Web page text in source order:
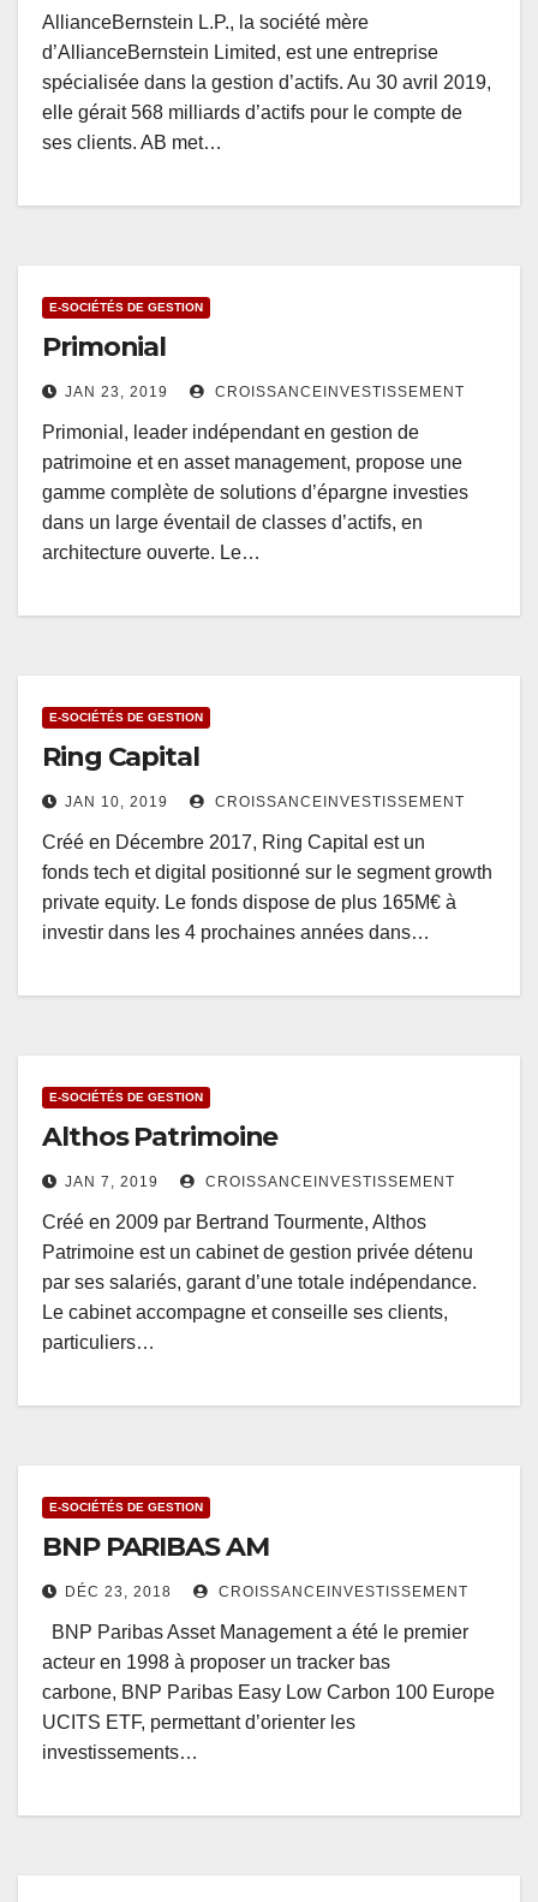
AllianceBernstein L.P., la société mère
d’AllianceBernstein Limited, est une entreprise
spécialisée dans la gestion d’actifs. Au 30 avril 2019,
elle gérait 568 milliards d’actifs pour le compte de
ses clients. AB met…
E-SOCIÉTÉS DE GESTION
Primonial
JAN 23, 2019 CROISSANCEINVESTISSEMENT
Primonial, leader indépendant en gestion de
patrimoine et en asset management, propose une
gamme complète de solutions d’épargne investies
dans un large éventail de classes d’actifs, en
architecture ouverte. Le…
E-SOCIÉTÉS DE GESTION
Ring Capital
JAN 10, 2019 CROISSANCEINVESTISSEMENT
Créé en Décembre 2017, Ring Capital est un
fonds tech et digital positionné sur le segment growth
private equity. Le fonds dispose de plus 165M€ à
investir dans les 4 prochaines années dans…
E-SOCIÉTÉS DE GESTION
Althos Patrimoine
JAN 7, 2019 CROISSANCEINVESTISSEMENT
Créé en 2009 par Bertrand Tourmente, Althos
Patrimoine est un cabinet de gestion privée détenu
par ses salariés, garant d’une totale indépendance.
Le cabinet accompagne et conseille ses clients,
particuliers…
E-SOCIÉTÉS DE GESTION
BNP PARIBAS AM
DÉC 23, 2018 CROISSANCEINVESTISSEMENT
BNP Paribas Asset Management a été le premier
acteur en 1998 à proposer un tracker bas
carbone, BNP Paribas Easy Low Carbon 100 Europe
UCITS ETF, permettant d’orienter les
investissements…